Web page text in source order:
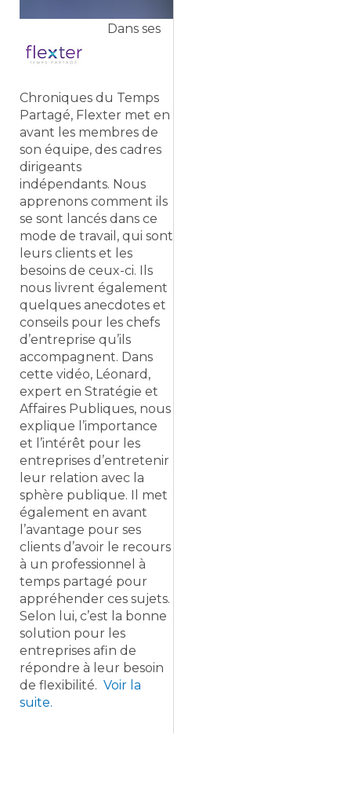
Dans ses
Chroniques du Temps
Partagé, Flexter met en
avant les membres de
son équipe, des cadres
dirigeants
indépendants. Nous
apprenons comment ils
se sont lancés dans ce
mode de travail, qui sont
leurs clients et les
besoins de ceux-ci. Ils
nous livrent également
quelques anecdotes et
conseils pour les chefs
d’entreprise qu’ils
accompagnent. Dans
cette vidéo, Léonard,
expert en Stratégie et
Affaires Publiques, nous
explique l’importance
et l’intérêt pour les
entreprises d’entretenir
leur relation avec la
sphère publique. Il met
également en avant
l’avantage pour ses
clients d’avoir le recours
à un professionnel à
temps partagé pour
appréhender ces sujets.
Selon lui, c’est la bonne
solution pour les
entreprises afin de
répondre à leur besoin
de flexibilité. Voir la
suite.